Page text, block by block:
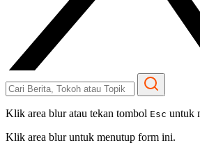
Klik area blur atau tekan tombol Esc untuk
Klik area blur untuk menutup form ini.